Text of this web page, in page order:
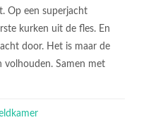
Op een superjacht
kurken uit de fles. En
door. Het is maar de
volhouden. Samen met